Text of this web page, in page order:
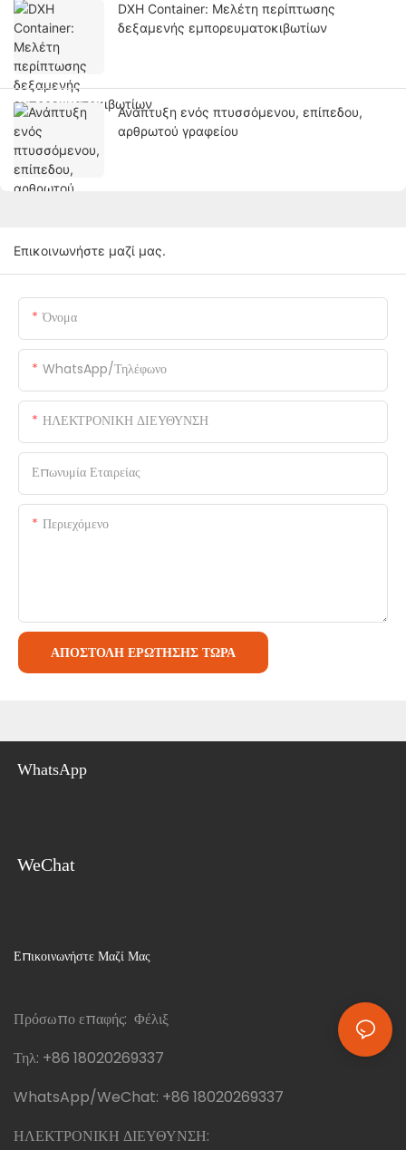
DXH Container: Μελέτη περίπτωσης
δεξαμενής εμπορευματοκιβωτίων
Ανάπτυξη ενός πτυσσόμενου, επίπεδου,
αρθρωτού γραφείου
Επικοινωνήστε μαζί μας.
Όνομα
WhatsApp/Τηλέφωνο
ΗΛΕΚΤΡΟΝΙΚΗ ΔΙΕΥΘΥΝΣΗ
Επωνυμία Εταιρείας
Περιεχόμενο
ΑΠΟΣΤΟΛΉ ΕΡΏΤΗΣΗΣ ΤΏΡΑ
WhatsApp
WeChat
Επικοινωνήστε Μαζί Μας
Πρόσωπο επαφής: Φέλιξ
Τηλ: +86 18020269337
WhatsApp/WeChat: +86 18020269337
ΗΛΕΚΤΡΟΝΙΚΗ ΔΙΕΥΘΥΝΣΗ: